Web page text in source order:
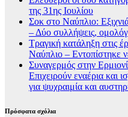
της 31ης Ιουλίου
Σοκ στο Ναύπλιο:
– Δύο συλλήψεις,
Τραγική κατάληξη στις
Ναύπλιο – Εντοπίστηκε
Συναγερμός στην
Επιχειρούν εναέρια και
για ψυχραιμία και
Πρόσφατα σχόλια